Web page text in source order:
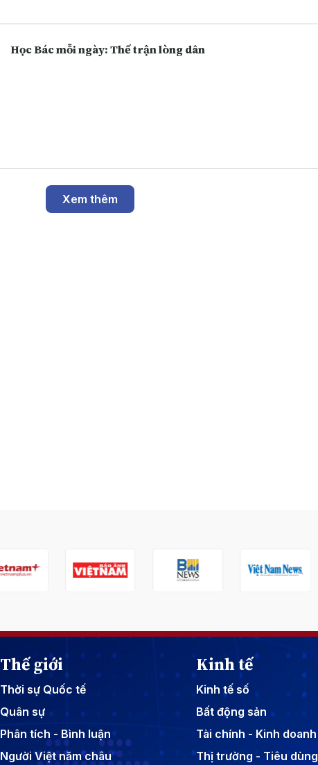
Học Bác mỗi ngày: Thế trận lòng dân
Xem thêm
Thế giới
Thời sự Quốc tế
Quân sự
Phân tích - Bình luận
Người Việt năm châu
Kinh tế
Kinh tế số
Bất động sản
Tài chính - Kinh doanh
Thị trường - Tiêu dùng